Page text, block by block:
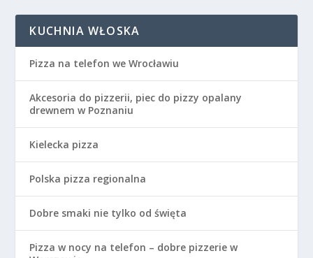
KUCHNIA WŁOSKA
Pizza na telefon we Wrocławiu
Akcesoria do pizzerii, piec do pizzy opalany
drewnem w Poznaniu
Kielecka pizza
Polska pizza regionalna
Dobre smaki nie tylko od święta
Pizza w nocy na telefon – dobre pizzerie w